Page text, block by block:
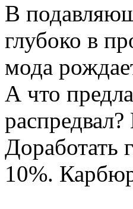
В
глубоко в
мода
А что
Доработать
10%.